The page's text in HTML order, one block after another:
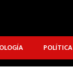
POLÍTICA